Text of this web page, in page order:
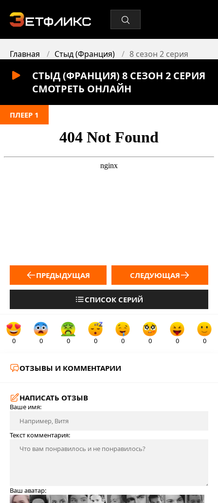
Главная Стыд (Франция) 8 сезон 2 серия
СТЫД (ФРАНЦИЯ) 8 СЕЗОН 2 СЕРИЯ
СМОТРЕТЬ ОНЛАЙН
ПЛЕЕР 1
ПРЕДЫДУЩАЯ
СПИСОК СЕРИЙ
СЛЕДУЮЩАЯ
0 0 0 0 0 0 0 0
ОТЗЫВЫ И КОММЕНТАРИИ
НАПИСАТЬ ОТЗЫВ
Ваше имя:
Текст комментария:
Ваш аватар: